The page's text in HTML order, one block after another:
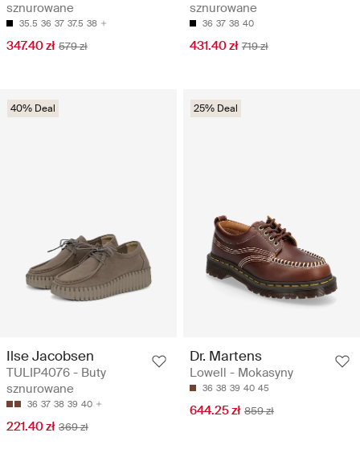
sznurowane
35.5 36 37 37.5 38
347.40 zł 579 zł
sznurowane
36 37 38 40
431.40 zł 719 zł
40% Deal
Ilse Jacobsen
TULIP4076 - Buty
sznurowane
36 37 38 39 40
221.40 zł 369 zł
25% Deal
Dr. Martens
Lowell - Mokasyny
36 38 39 40 45
644.25 zł 859 zł